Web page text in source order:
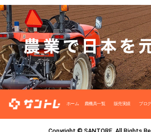
ホーム 農機具一覧 販売実績 ブログ